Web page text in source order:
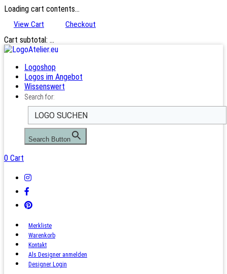
Loading cart contents...
View Cart Checkout
Cart subtotal: …
Logoshop
Logos im Angebot
Wissenswert
Search for:
Search Button
0 Cart
Merkliste
Warenkorb
Kontakt
Als Designer anmelden
Designer Login